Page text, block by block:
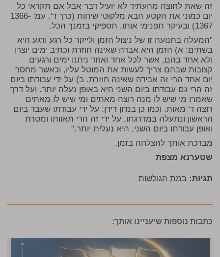
זה שאת לחוצה מהעתיד לא יועיל דבר אבל אם תקראי כל
יום כמוני את הקטע הבא מלקוטי שיחות (כרך ד'. עמ' 1366-
1367) ובעיקר תפנימי אותו, תספיקי בזמנך הכל.
"המעלה בתנועה זו של ניצול הזמן ולייקר כל רגע ורגע היא
בשתים: א) הזמן היא אבדה שאינה חוזרת וכתיב ימים יוצרו
ולא אחד בהם, אשר לכל אחד ואחד ניתנו ימים ורגעים
קצובות שבהם צריך לעשות את המוטל עליו, וכאשר מחסר
יום אחד הרי זה אבידה שאינה חוזרת. ב) על ידי עבודתו ביום
זה הרי גם עבודתו ביום השני היא באופן נעלה יותר. ועל דרך
שאמרו מי שיש לו מנה רוצה מאתים ומי שיש לו מאתים
רוצה ד' מאות. וכמו כן בנדון דידן: על ידי עבודתו שעבד ביום
הראשון ונתעלה במדרגתו, על ידי זה הרי תאוותו ומטרת
ואופן עבודתו ביום השני, היא נעלית יותר."
מברכת אותך להצלחה בזמן,
שטערנא מצפת
תגיות: במת הגולשות
כתבות נוספות שיעניינו אותך: